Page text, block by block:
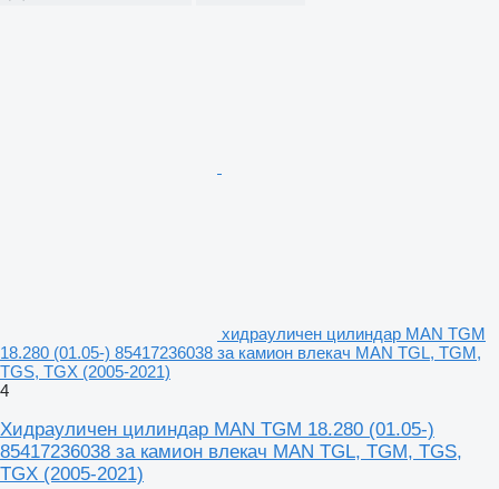
хидрауличен цилиндар MAN TGM
18.280 (01.05-) 85417236038 за камион влекач MAN TGL, TGM,
TGS, TGX (2005-2021)
4
Хидрауличен цилиндар MAN TGM 18.280 (01.05-)
85417236038 за камион влекач MAN TGL, TGM, TGS,
TGX (2005-2021)